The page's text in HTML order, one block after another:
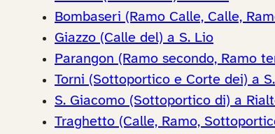
Bombaseri (Ramo Calle, Calle,
Giazzo (Calle del) a S. Lio
Parangon (Ramo secondo, Ramo
Torni (Sottoportico e Corte dei) a
S. Giacomo (Sottoportico di) a
Traghetto (Calle, Ramo,